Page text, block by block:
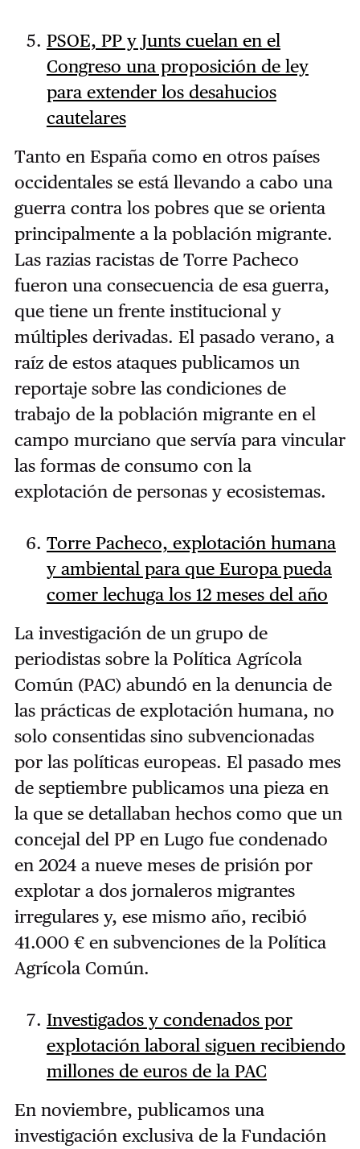
PSOE, PP y Junts cuelan en el
Congreso una proposición de ley
para extender los desahucios
cautelares
Tanto en España como en otros países
occidentales se está llevando a cabo una
guerra contra los pobres que se orienta
principalmente a la población migrante.
Las razias racistas de Torre Pacheco
fueron una consecuencia de esa guerra,
que tiene un frente institucional y
múltiples derivadas. El pasado verano, a
raíz de estos ataques publicamos un
reportaje sobre las condiciones de
trabajo de la población migrante en el
campo murciano que servía para vincular
las formas de consumo con la
explotación de personas y ecosistemas.
Torre Pacheco, explotación humana
y ambiental para que Europa pueda
comer lechuga los 12 meses del año
La investigación de un grupo de
periodistas sobre la Política Agrícola
Común (PAC) abundó en la denuncia de
las prácticas de explotación humana, no
solo consentidas sino subvencionadas
por las políticas europeas. El pasado mes
de septiembre publicamos una pieza en
la que se detallaban hechos como que un
concejal del PP en Lugo fue condenado
en 2024 a nueve meses de prisión por
explotar a dos jornaleros migrantes
irregulares y, ese mismo año, recibió
41.000 € en subvenciones de la Política
Agrícola Común.
Investigados y condenados por
explotación laboral siguen recibiendo
millones de euros de la PAC
En noviembre, publicamos una
investigación exclusiva de la Fundación